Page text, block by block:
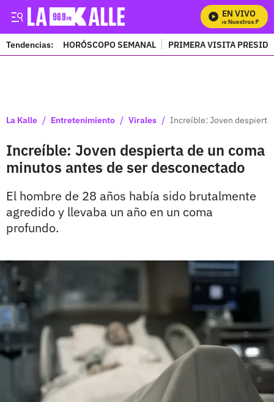
EN VIVO
Mira Todos Nuestros
Tendencias: HORÓSCOPO SEMANAL PRIMERA VISITA
La Kalle / Entretenimiento / Virales / Increíble: Joven despierta
Increíble: Joven despierta de un coma
minutos antes de ser desconectado
El hombre de 28 años había sido brutalmente
agredido y llevaba un año en un coma
profundo.